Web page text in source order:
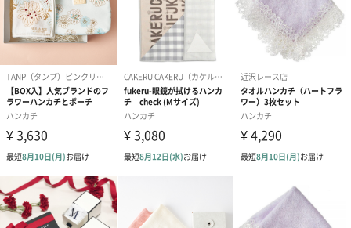
誕生日、記念日、バレンタイン、ホワイトデー、母の日、父の日
など、さまざまなシーンにお使いいただけます。イニシャルや記
号を組み合わせてプレゼントするのもいいですね。
商品詳細情報
本体サイズ
46ⅽm×46ⅽm